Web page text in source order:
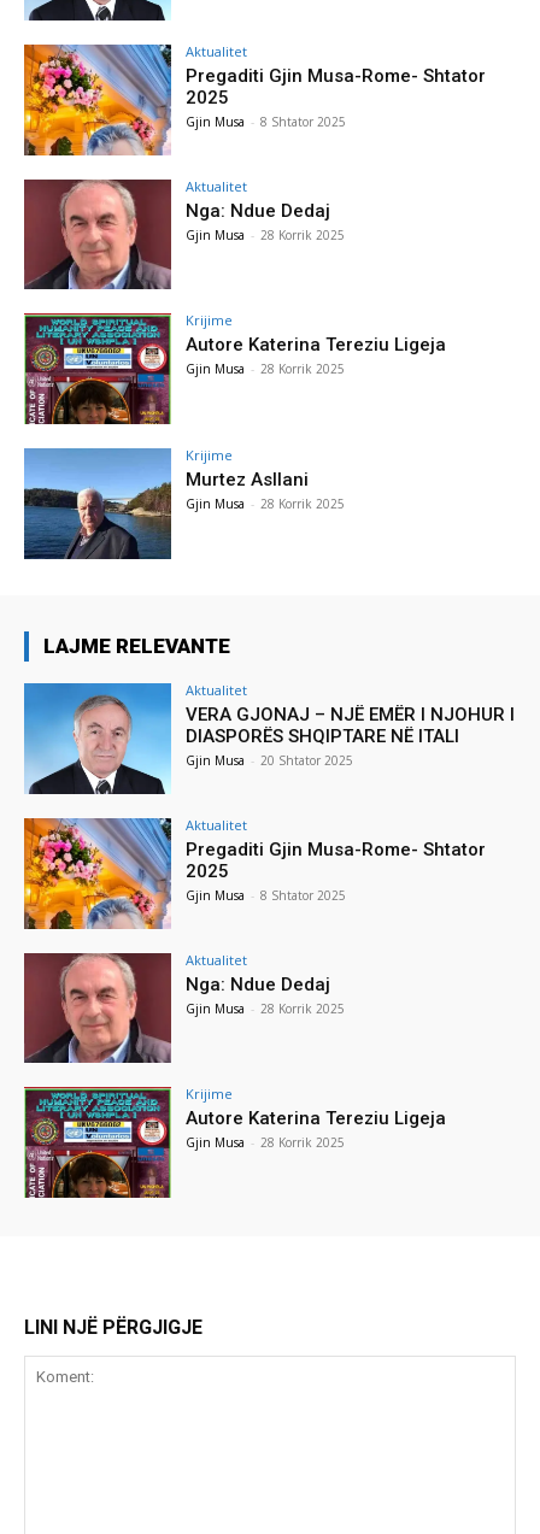
Aktualitet
Pregaditi Gjin Musa-Rome- Shtator
2025
Gjin Musa - 8 Shtator 2025
Aktualitet
Nga: Ndue Dedaj
Gjin Musa - 28 Korrik 2025
Krijime
Autore Katerina Tereziu Ligeja
Gjin Musa - 28 Korrik 2025
Krijime
Murtez Asllani
Gjin Musa - 28 Korrik 2025
LAJME RELEVANTE
Aktualitet
VERA GJONAJ – NJË EMËR I NJOHUR I
DIASPORËS SHQIPTARE NË ITALI
Gjin Musa - 20 Shtator 2025
Aktualitet
Pregaditi Gjin Musa-Rome- Shtator
2025
Gjin Musa - 8 Shtator 2025
Aktualitet
Nga: Ndue Dedaj
Gjin Musa - 28 Korrik 2025
Krijime
Autore Katerina Tereziu Ligeja
Gjin Musa - 28 Korrik 2025
LINI NJË PËRGJIGJE